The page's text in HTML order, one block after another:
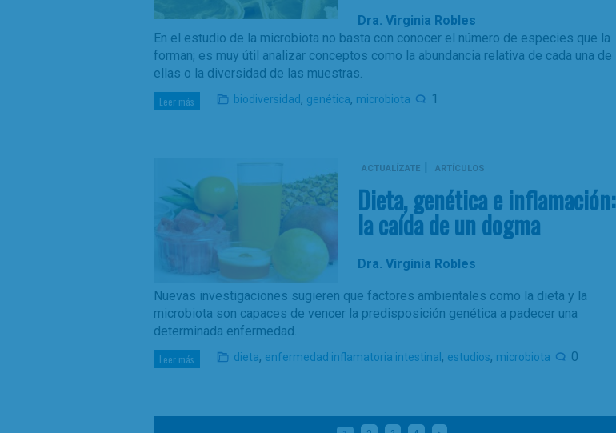
Dra. Virginia Robles
En el estudio de la microbiota no basta con conocer el número de especies que la
forman; es muy útil analizar conceptos como la abundancia relativa de cada una de
ellas o la diversidad de las muestras.
Leer más biodiversidad, genética, microbiota 1
ACTUALÍZATE | ARTÍCULOS
Dieta, genética e inflamación:
la caída de un dogma
Dra. Virginia Robles
Nuevas investigaciones sugieren que factores ambientales como la dieta y la
microbiota son capaces de vencer la predisposición genética a padecer una
determinada enfermedad.
Leer más dieta, enfermedad inflamatoria intestinal , estudios, microbiota 0